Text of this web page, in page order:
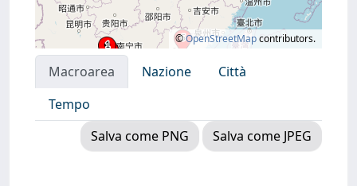
©OpenStreetMapcontributors.
Macroarea Nazione
Città
Tempo
Salva come PNG
Salva come JPEG